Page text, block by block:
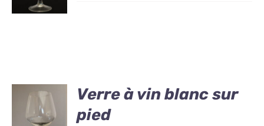
Verre à vin blanc sur
pied